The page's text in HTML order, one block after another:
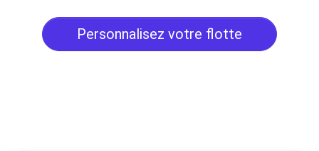
Personnalisez votre flotte